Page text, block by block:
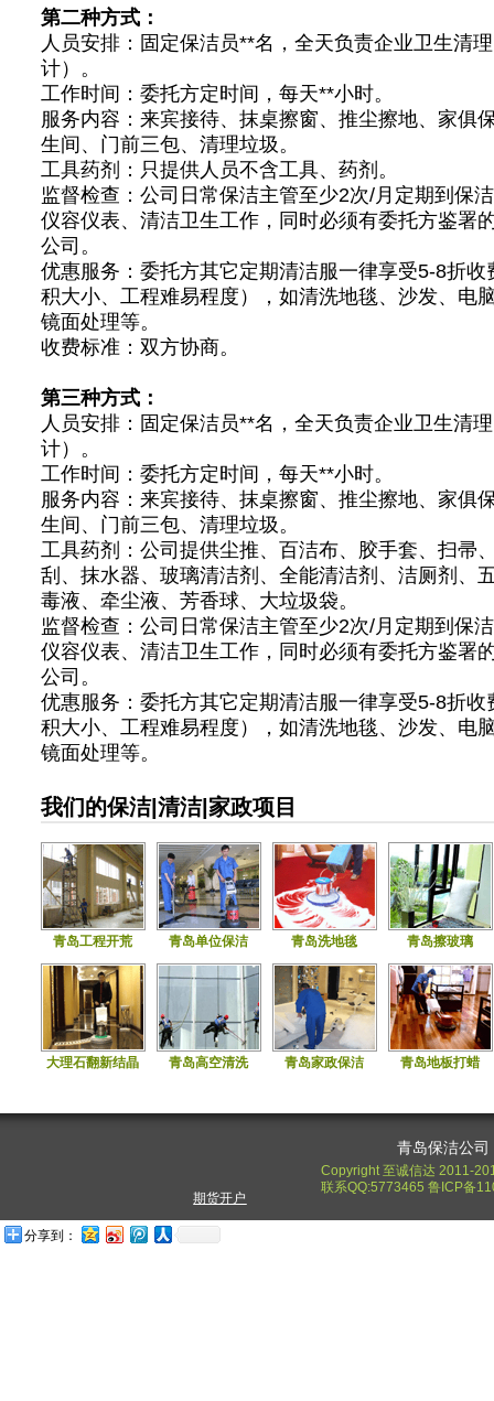
第二种方式：
人员安排：固定保洁员**名，全天负责企业卫生清
计）。
工作时间：委托方定时间，每天**小时。
服务内容：来宾接待、抹桌擦窗、推尘擦地、家俱
生间、门前三包、清理垃圾。
工具药剂：只提供人员不含工具、药剂。
监督检查：公司日常保洁主管至少2次/月定期到保
仪容仪表、清洁卫生工作，同时必须有委托方鉴署
公司。
优惠服务：委托方其它定期清洁服一律享受5-8折收
积大小、工程难易程度），如清洗地毯、沙发、电
镜面处理等。
收费标准：双方协商。
第三种方式：
人员安排：固定保洁员**名，全天负责企业卫生清
计）。
工作时间：委托方定时间，每天**小时。
服务内容：来宾接待、抹桌擦窗、推尘擦地、家俱
生间、门前三包、清理垃圾。
工具药剂：公司提供尘推、百洁布、胶手套、扫帚
刮、抹水器、玻璃清洁剂、全能清洁剂、洁厕剂、
毒液、牵尘液、芳香球、大垃圾袋。
监督检查：公司日常保洁主管至少2次/月定期到保
仪容仪表、清洁卫生工作，同时必须有委托方鉴署
公司。
优惠服务：委托方其它定期清洁服一律享受5-8折收
积大小、工程难易程度），如清洗地毯、沙发、电
镜面处理等。
我们的保洁|清洁|家政项目
青岛工程开荒 青岛单位保洁 青岛洗地毯 青岛擦玻璃
大理石翻新结晶 青岛高空清洗 青岛家政保洁 青岛地板打蜡
青岛保洁公司
Copyright 至诚信达 2011-
联系QQ:5773465 鲁ICP备
期货开户
分享到：